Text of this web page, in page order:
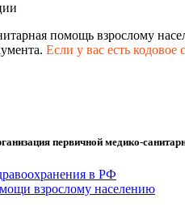
помощь взрослому
Если у вас есть кодовое
первичной медико-
в РФ
взрослому населению